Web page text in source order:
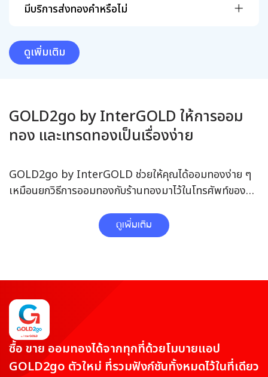
มีบริการส่งทองคำหรือไม่
ดูเพิ่มเติม
GOLD2go by InterGOLD ให้การออม
ทอง และเทรดทองเป็นเรื่องง่าย
GOLD2go by InterGOLD ช่วยให้คุณได้ออมทองง่าย ๆ
เหมือนยกวิธีการออมทองกับร้านทองมาไว้ในโทรศัพท์ของ
ผูกมัด ไม่ว่าจะซื้อ-ขายหรือออมทอง ก็ทำได้ตามใจตลอด 24
ชั่วโมง ตลอด 7 วัน และที่สำคัญไม่ต้องวางหลักประกัน เปิด
ไม่ว่าจะเป็นมือใหม่ เพิ่งเริ่มต้น หรือมือโปร ที่เทรดทองหรือ
ลงทุนทองมาอย่างเชี่ยวชาญ ก็สามารถออมทอง เทรดทอง
กับเราได้ ไม่ว่าจะเป็นการออมทองออนไลน์ แบบรายวัน ราย
เดือน รายปี หรือเทรดทอง ทำกำไรด้วยตัวเอง ก็เลือกได้ตาม
ความเหมาะสมและความต้องการของตนเองได้เลย
ดูเพิ่มเติม
ซื้อ ขาย ออมทองได้จากทุกที่ด้วยโมบายแอป
GOLD2go ตัวใหม่ ที่รวมฟังก์ชันทั้งหมดไว้ในที่เดียว